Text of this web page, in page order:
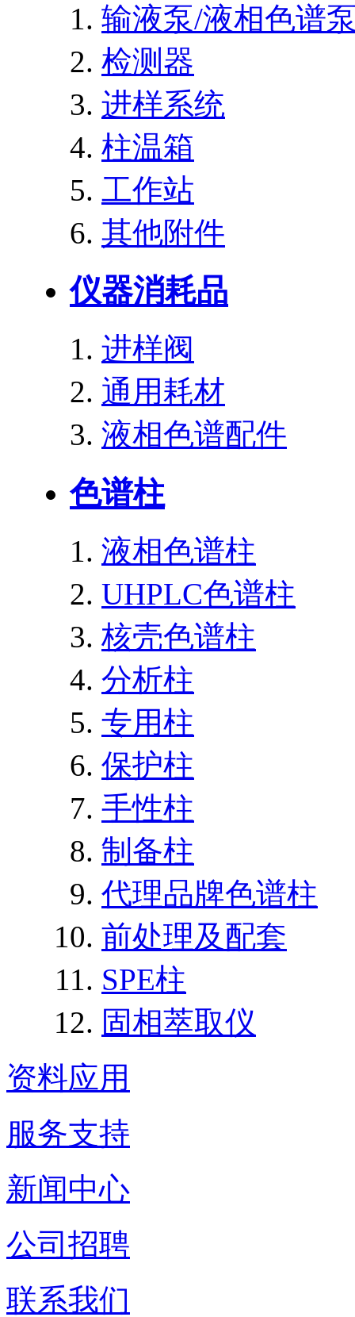
输液泵/液相色谱
检测器
进样系统
柱温箱
工作站
其他附件
仪器消耗品
进样阀
通用耗材
液相色谱配件
色谱柱
液相色谱柱
UHPLC色谱柱
核壳色谱柱
分析柱
专用柱
保护柱
手性柱
制备柱
代理品牌色谱柱
前处理及配套
SPE柱
固相萃取仪
资料应用
服务支持
新闻中心
公司招聘
联系我们